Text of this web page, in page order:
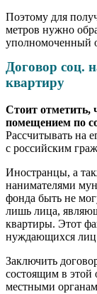
Поэтому для
метров нужно
уполномоченный
Договор соц.
квартиру
Стоит отметить,
помещением по
Рассчитывать на
с российским
Иностранцы, а
нанимателями
фонда быть не
лишь лица,
квартиры. Этот
нуждающихся лиц
Заключить
состоящим в этой
местными